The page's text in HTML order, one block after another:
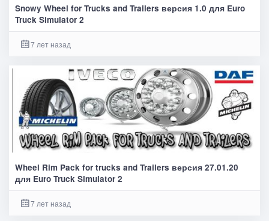
Snowy Wheel for Trucks and Trailers версия 1.0 для Euro
Truck Simulator 2
7 лет назад
Wheel Rim Pack for trucks and Trailers версия 27.01.20
для Euro Truck Simulator 2
7 лет назад